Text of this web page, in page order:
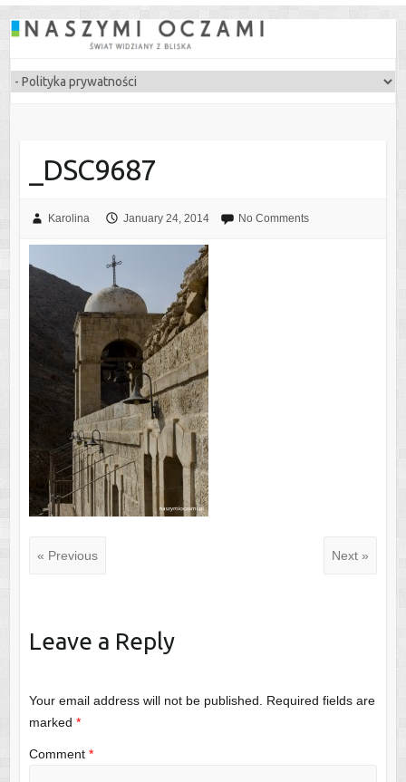
_DSC9687
Karolina January 24, 2014 No Comments
« Previous Next »
Leave a Reply
Your email address will not be published.
Required fields are
marked *
Comment *